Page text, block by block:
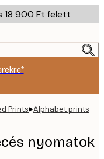
18 900 Ft felett
Prints▸Alphabet prints
nyomatok